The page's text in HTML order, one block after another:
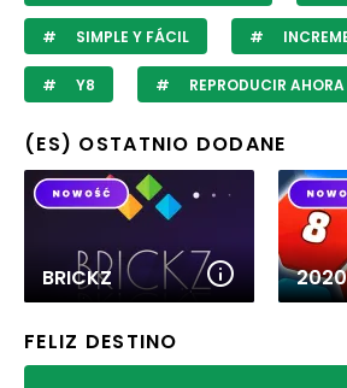
SIMPLE Y FÁCIL
Y8 REPRODUCIR AHORA
(ES) OSTATNIO DODANE
BRICKZ 2020
FELIZ DESTINO